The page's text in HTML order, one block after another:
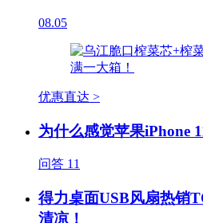
08.05
优惠直达 >
为什么感觉苹果iPhone
问答 11
得力桌面USB风扇热销
清凉！